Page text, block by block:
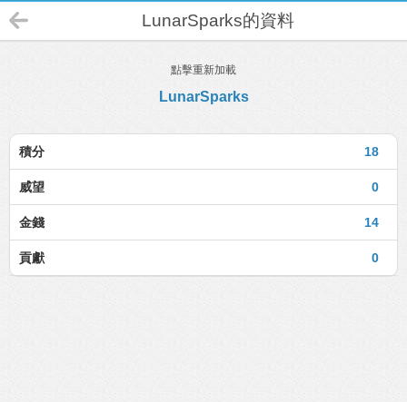
LunarSparks的資料
點擊重新加載
LunarSparks
18
積分
0
威望
14
金錢
0
貢獻